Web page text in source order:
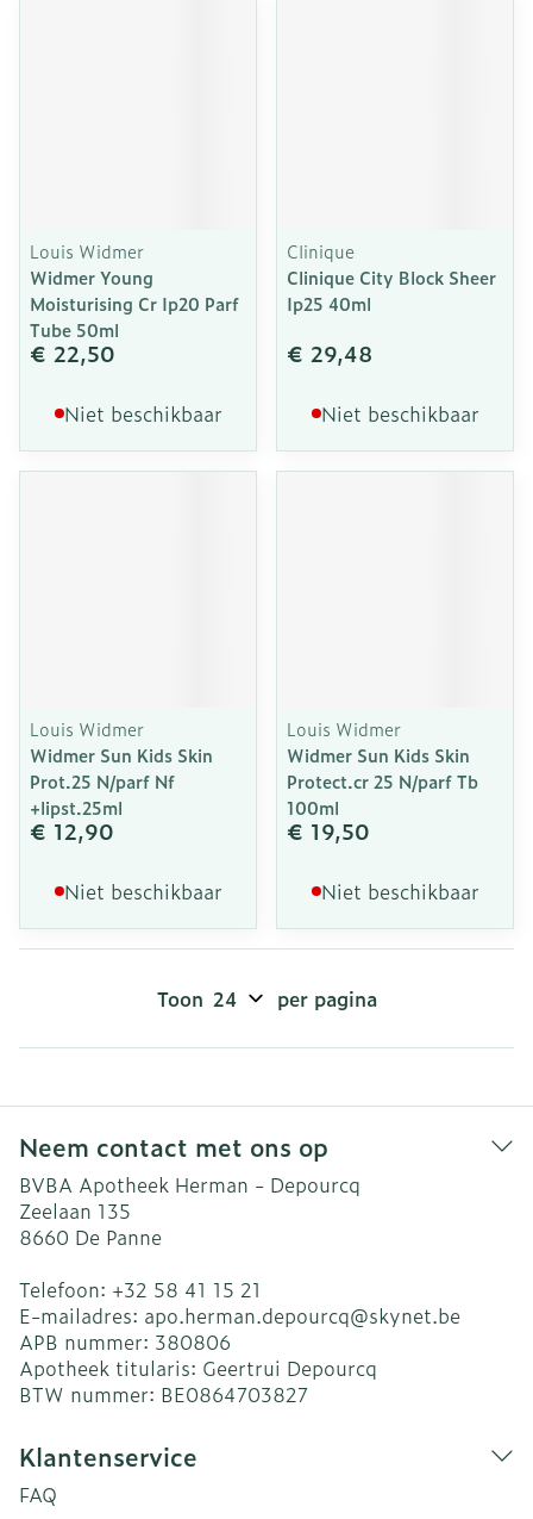
Louis Widmer
Widmer Young
Moisturising Cr Ip20 Parf
Tube 50ml
€ 22,50
Niet beschikbaar
Clinique
Clinique City Block Sheer
Ip25 40ml
€ 29,48
Niet beschikbaar
Louis Widmer
Widmer Sun Kids Skin
Prot.25 N/parf Nf
+lipst.25ml
€ 12,90
Niet beschikbaar
Louis Widmer
Widmer Sun Kids Skin
Protect.cr 25 N/parf Tb
100ml
€ 19,50
Niet beschikbaar
Toon per pagina
Neem contact met ons op
BVBA Apotheek Herman - Depourcq
Zeelaan 135
8660 De Panne
Telefoon: +32 58 41 15 21
E-mailadres: apo.herman.depourcq@skynet.be
APB nummer: 380806
Apotheek titularis: Geertrui Depourcq
BTW nummer: BE0864703827
Klantenservice
FAQ